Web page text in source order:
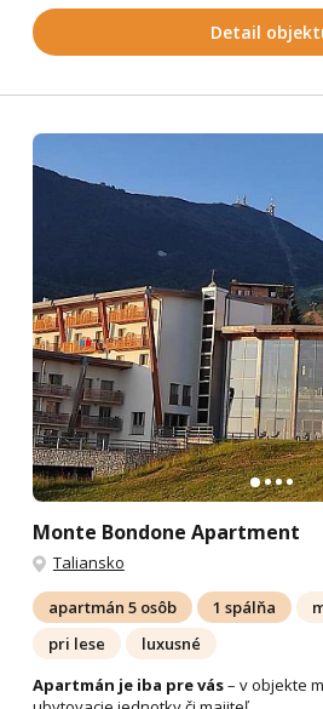
Detail
Monte Bondone Apartment
Taliansko
apartmán 5 osôb 1 spálňa
pri lese
luxusné
Apartmán je iba pre vás– v objekte